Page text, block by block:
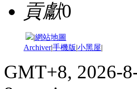
貢獻0
|網站地圖
Archiver|手機版|小黑屋|
GMT+8, 2026-